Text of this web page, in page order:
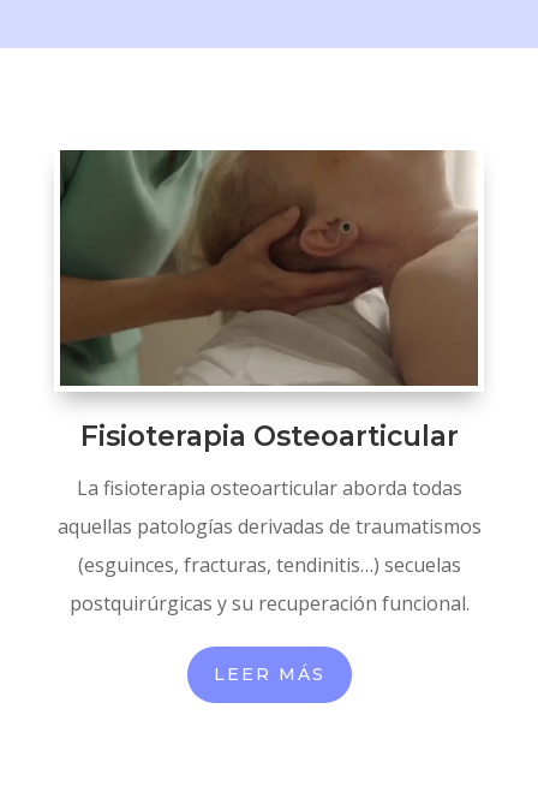
Fisioterapia Osteoarticular
La fisioterapia osteoarticular aborda todas
aquellas patologías derivadas de traumatismos
(esguinces, fracturas, tendinitis…) secuelas
postquirúrgicas y su recuperación funcional.
LEER MÁS